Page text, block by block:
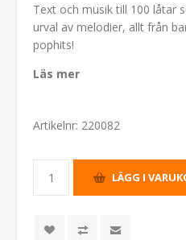
Text och musik till 100 låtar
urval av melodier, allt från
pophits!
Läs mer
Artikelnr: 220082